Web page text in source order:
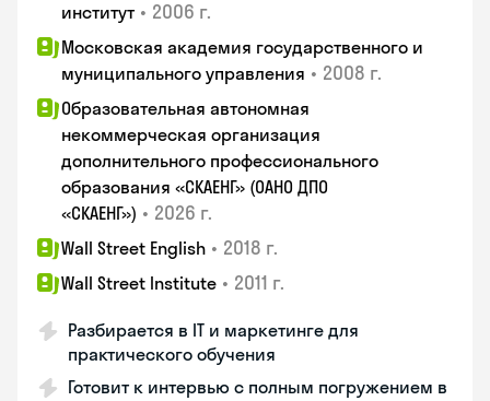
институт • 2006 г.
Московская академия государственного и
муниципального управления • 2008 г.
Образовательная автономная
некоммерческая организация
дополнительного профессионального
образования «СКАЕНГ» (ОАНО ДПО
«СКАЕНГ») • 2026 г.
Wall Street English • 2018 г.
Wall Street Institute • 2011 г.
Разбирается в IT и маркетинге для
практического обучения
Готовит к интервью с полным погружением в